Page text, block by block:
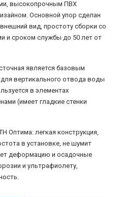
высокопрочным ПВХ
Основной упор сделан
вид, простоту сборки со
и сроком службы до 50 лет от
является базовым
вертикального отвода воды
в элементах
(имеет гладкие стенки
Оптима: легкая конструкция,
в установке, не шумит
деформацию и осадочные
и ультрафиолету,